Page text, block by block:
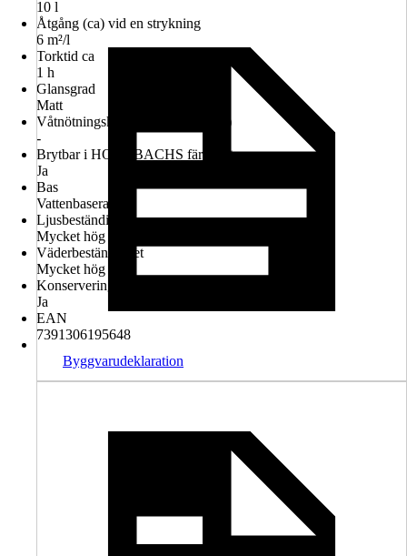
10 l
Åtgång (ca) vid en strykning
6 m²/l
Torktid ca
1 h
Glansgrad
Matt
Våtnötningsklass (enl. EN 13300)
-
Brytbar i HORNBACHS färgcenter
Ja
Bas
Vattenbaserad
Ljusbeständighet
Mycket hög
Väderbeständighet
Mycket hög
Konserveringsmedelsfri
Ja
EAN
7391306195648
Byggvarudeklaration